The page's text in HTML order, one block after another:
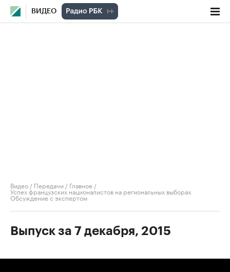
ВИДЕО
Видео / Передачи / Главное /
Успех французских националистов на региональных выборах.
Обсуждение с экспертом
Выпуск за 7 декабря, 2015